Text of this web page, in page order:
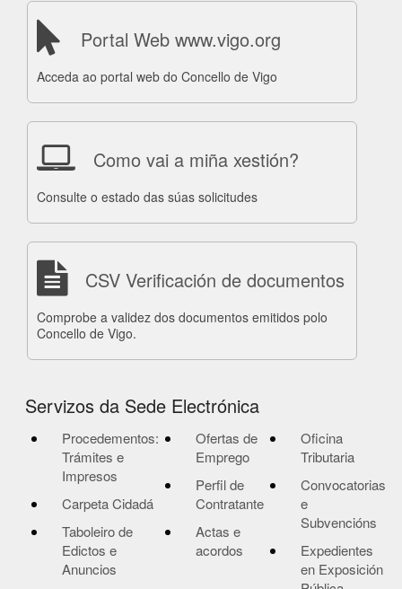
Portal Web www.vigo.org
Acceda ao portal web do Concello de Vigo
Como vai a miña xestión?
Consulte o estado das súas solicitudes
CSV Verificación de documentos
Comprobe a validez dos documentos emitidos polo
Concello de Vigo.
Servizos da Sede Electrónica
Procedementos:
Trámites e
Impresos
Carpeta Cidadá
Taboleiro de
Edictos e
Anuncios
Ofertas de
Emprego
Perfil de
Contratante
Actas e
acordos
Oficina
Tributaria
Convocatorias
e
Subvencións
Expedientes
en Exposición